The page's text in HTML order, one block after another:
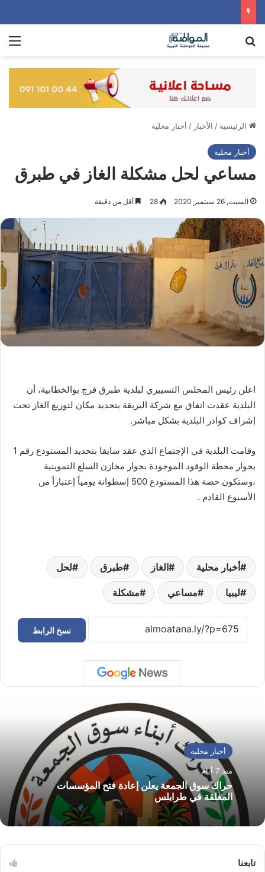
الرئيسية / الأخبار / أخبار محلية
أخبار محلية
مساعي لحل مشكلة الغاز في طبرق
السبت, 26 سبتمبر 2020 28 أقل من دقيقة
اعلن رئيس المجلس التسييري لبلدية طبرق فرج بوالخطابية، أن
البلدية عقدت اتفاق مع شركة البريقة بتحديد مكان لتوزيع الغاز تحت
إشراف كوادر البلدية بشكل مباشر.
وقامت البلدية في الإجتماع الذي عقد سابقا بتحديد المستودع رقم 1
بجوار محطة الوقود الموجودة بجوار مخازن السلع التموينية
،وستكون حصة هذا المستودع 500 إسطوانة يومياً إعتباراً من
الأسبوع القادم .
أخبار محلية الغاز طبرق لحل
ليبيا مساعي مشكلة
نسخ الرابط
أخبار محلية
منذ 7 أيام
حراك سوق الجمعة يعلن إعادة فتح المؤسسات
المغلقة في طرابلس
تابعنا